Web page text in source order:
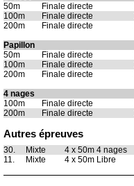
50m
Finale directe
100m
Finale directe
200m
Finale directe
Papillon
50m
Finale directe
100m
Finale directe
200m
Finale directe
4 nages
100m
Finale directe
200m
Finale directe
Autres épreuves
30. Mixte 4 x 50m 4 nages
11.
Mixte 4 x 50m Libre